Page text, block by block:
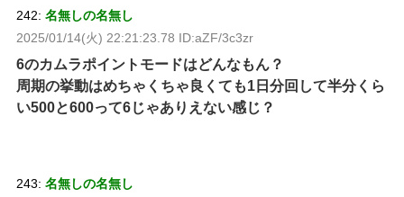
242: 名無しの名無し
2025/01/14(火) 22:21:23.78 ID:aZF/3c3zr
6のカムラポイントモードはどんなもん？
周期の挙動はめちゃくちゃ良くても1日分回して半分くら
い500と600って6じゃありえない感じ？
243: 名無しの名無し